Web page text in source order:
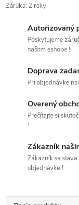
Záruka: 2 roky
Autorizovaný
Poskytujeme
našom eshope !
Doprava
Pri objednávke
Overený
Prečítajte si
!
Zákazník
Zákazník sa stáva
objednávke !